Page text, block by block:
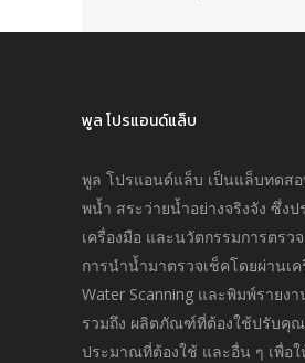
พูล โปรแอนด์แล็บ
พูล โปรแอนด์แล็บ เป็นแล็บทดส
พนํ้า สระว่ายนํ้าอย่างจริงจัง ซึ่งป
เครื่องมือ และนวัตกรรมการตร
การนำนํ้ามาตรวจเช็คโดยผ่านเค
Water Scanning และพิมพ์รายง
รวมถึง ผลิตภัณฑ์ที่ต้องใช้ปรับคุ
ประมาณที่ต้องใช้ และอื่น ๆ เพื่อ